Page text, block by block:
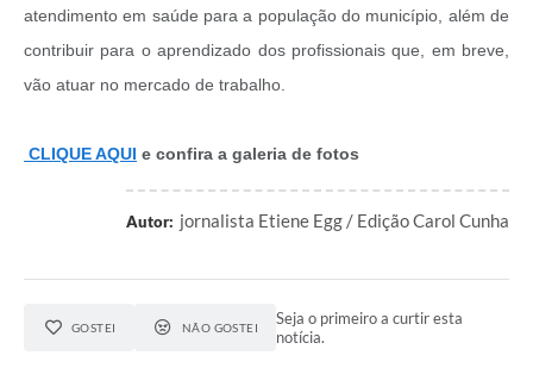
atendimento em saúde para a população do município, além de
contribuir para o aprendizado dos profissionais que, em breve,
vão atuar no mercado de trabalho.
CLIQUE AQUI e confira a galeria de fotos
Autor: jornalista Etiene Egg / Edição Carol Cunha
GOSTEI NÃO GOSTEI
Seja o primeiro a curtir esta
notícia.